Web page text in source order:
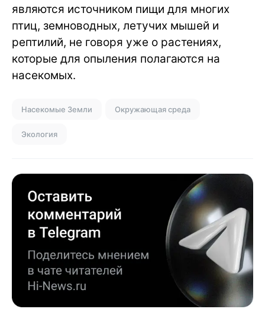
являются источником пищи для многих
птиц, земноводных, летучих мышей и
рептилий, не говоря уже о растениях,
которые для опыления полагаются на
насекомых.
Насекомые Земли Окружающая среда
Экология